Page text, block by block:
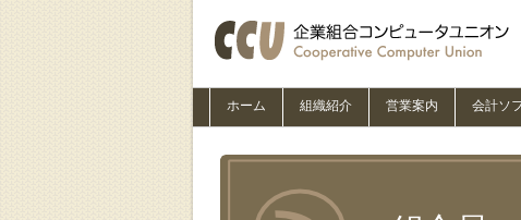
ホーム 組織紹介 営業案内 会計ソ